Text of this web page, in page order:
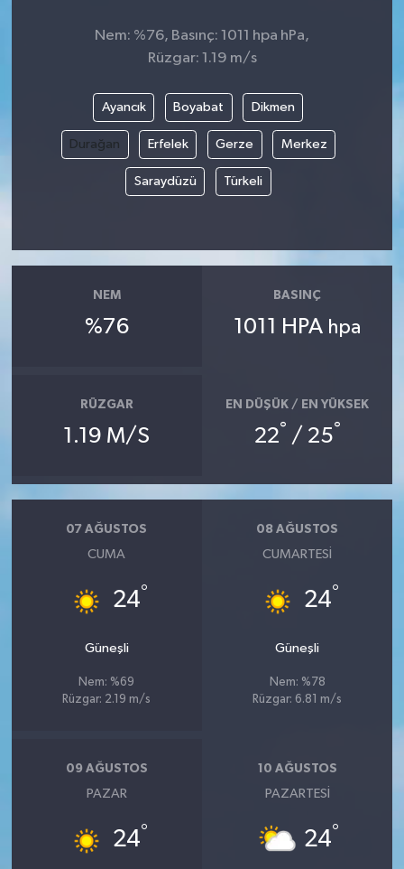
Nem: %76, Basınç: 1011 hpa hPa,
Rüzgar: 1.19 m/s
Ayancık Boyabat Dikmen
Durağan Erfelek Gerze Merkez
Saraydüzü Türkeli
NEM
%76
BASINÇ
1011 HPA hpa
RÜZGAR
1.19 M/S
EN DÜŞÜK / EN YÜKSEK
22° / 25°
07 AĞUSTOS
CUMA
24°
Güneşli
Nem: %69
Rüzgar: 2.19 m/s
08 AĞUSTOS
CUMARTESI
24°
Güneşli
Nem: %78
Rüzgar: 6.81 m/s
09 AĞUSTOS
PAZAR
24°
10 AĞUSTOS
PAZARTESI
24°